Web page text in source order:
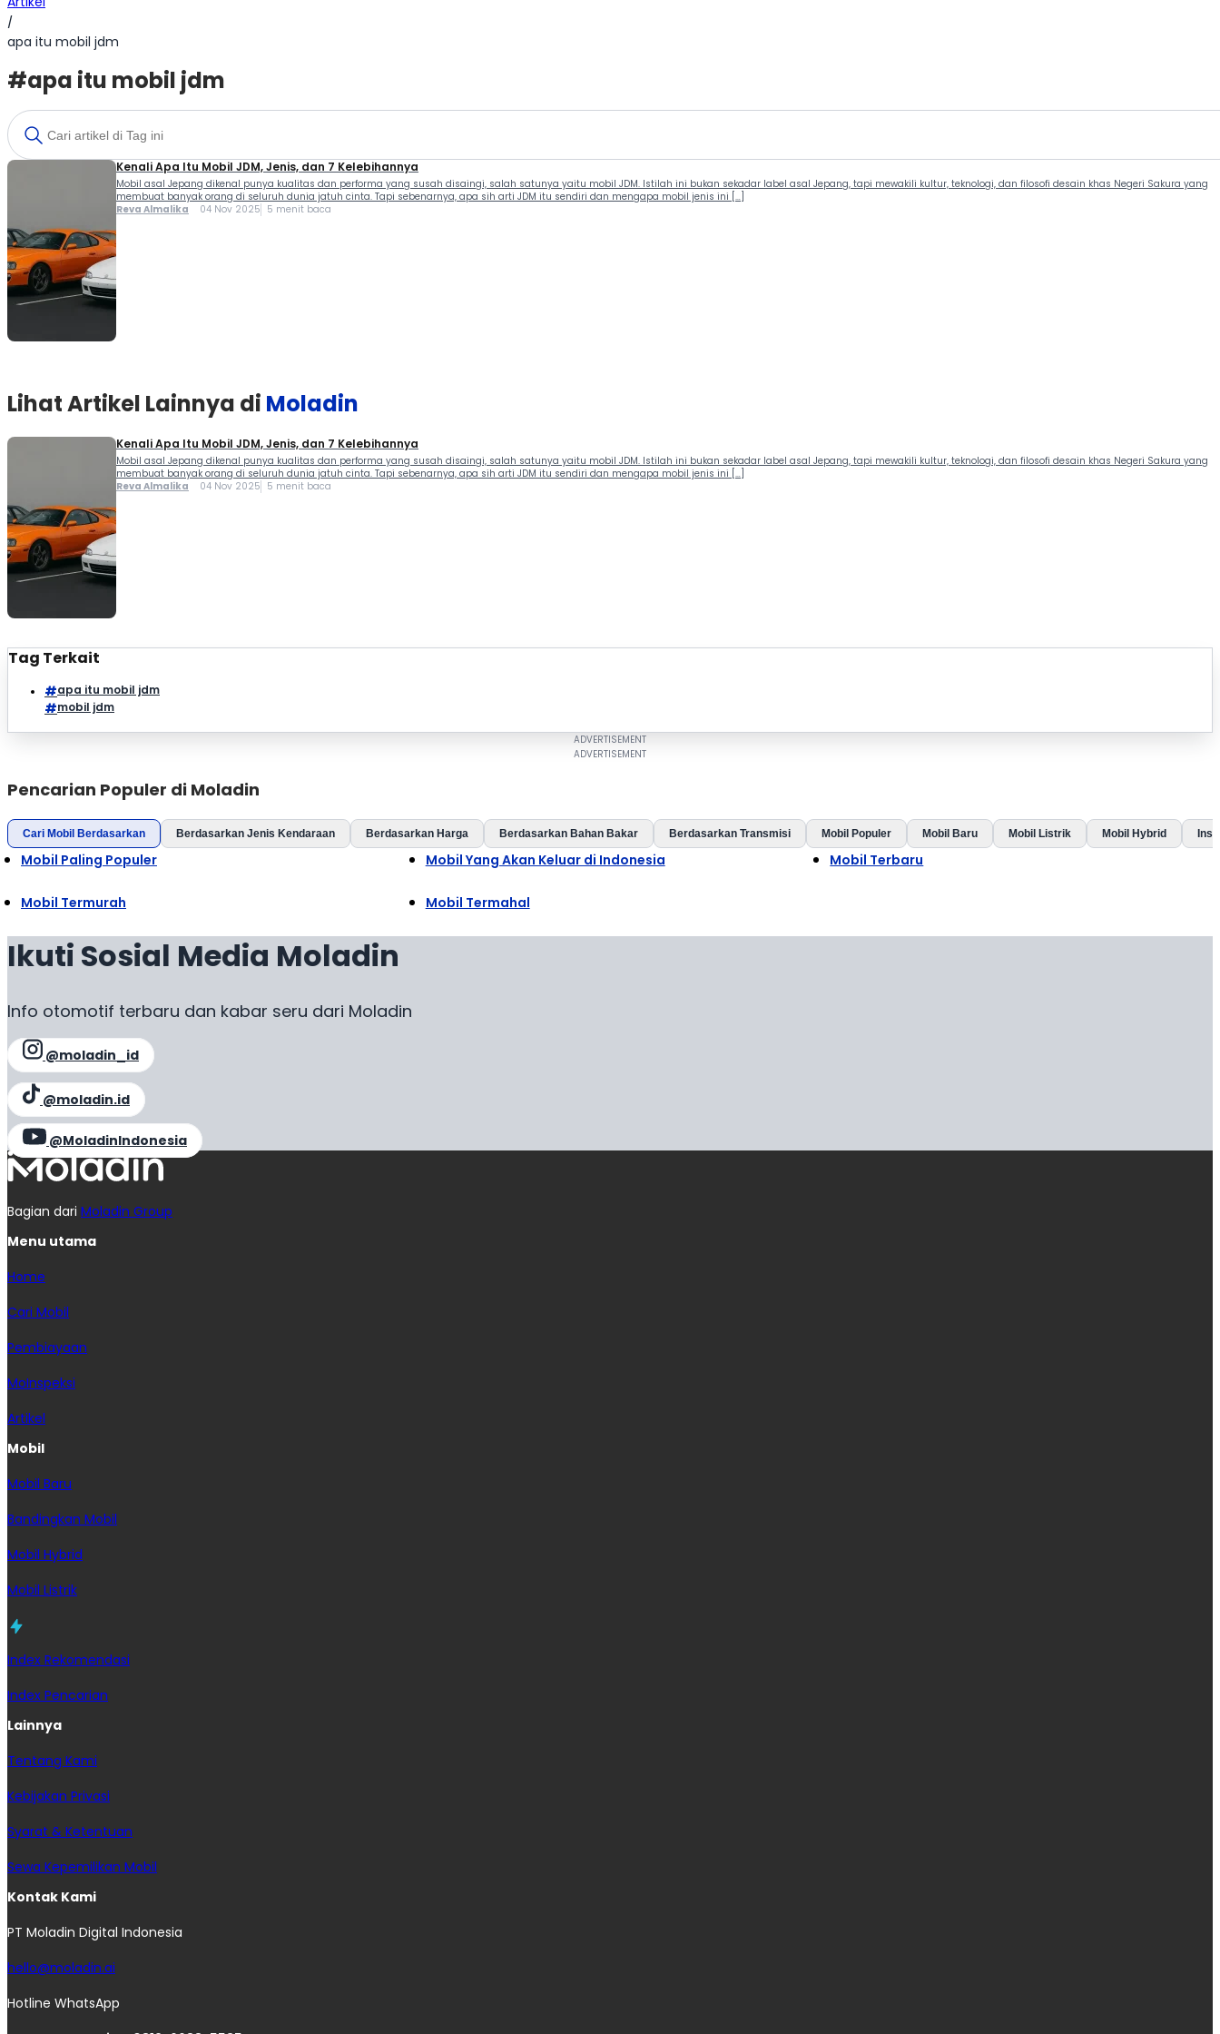
/
apa itu mobil jdm
#apa itu mobil jdm
Kenali Apa Itu Mobil JDM, Jenis, dan 7 Kelebihannya
Mobil asal Jepang dikenal punya kualitas dan performa yang susah disaingi, salah satunya yaitu mobil JDM. Istilah ini bukan sekadar label asal Jepang, tapi mewakili kultur, teknologi, dan filosofi desain khas Negeri Sakura yang
membuat banyak orang di seluruh dunia jatuh cinta. Tapi sebenarnya, apa sih arti JDM itu sendiri dan mengapa mobil jenis ini […]
Reva Almalika 04 Nov 2025 5 menit baca
Lihat Artikel Lainnya di Moladin
Kenali Apa Itu Mobil JDM, Jenis, dan 7 Kelebihannya
Mobil asal Jepang dikenal punya kualitas dan performa yang susah disaingi, salah satunya yaitu mobil JDM. Istilah ini bukan sekadar label asal Jepang, tapi mewakili kultur, teknologi, dan filosofi desain khas Negeri Sakura yang
membuat banyak orang di seluruh dunia jatuh cinta. Tapi sebenarnya, apa sih arti JDM itu sendiri dan mengapa mobil jenis ini […]
Reva Almalika 04 Nov 2025 5 menit baca
Tag Terkait
apa itu mobil jdm
mobil jdm
Pencarian Populer di Moladin
Cari Mobil Berdasarkan Berdasarkan Jenis Kendaraan Berdasarkan Harga Berdasarkan Bahan Bakar Berdasarkan Transmisi Mobil Populer Mobil Baru Mobil Listrik Mobil Hybrid
Mobil Paling Populer Mobil Yang Akan Keluar di Indonesia Mobil Terbaru
Mobil Termurah Mobil Termahal
Ikuti Sosial Media Moladin
Info otomotif terbaru dan kabar seru dari Moladin
@moladin_id
@moladin.id
@MoladinIndonesia
Bagian dari Moladin Group
Menu utama
Home
Cari Mobil
Pembiayaan
MoInspeksi
Artikel
Mobil
Mobil Baru
Bandingkan Mobil
Mobil Hybrid
Mobil Listrik
Index Rekomendasi
Index Pencarian
Lainnya
Tentang Kami
Kebijakan Privasi
Syarat & Ketentuan
Sewa Kepemilikan Mobil
Kontak Kami
PT Moladin Digital Indonesia
hello@moladin.ai
Hotline WhatsApp